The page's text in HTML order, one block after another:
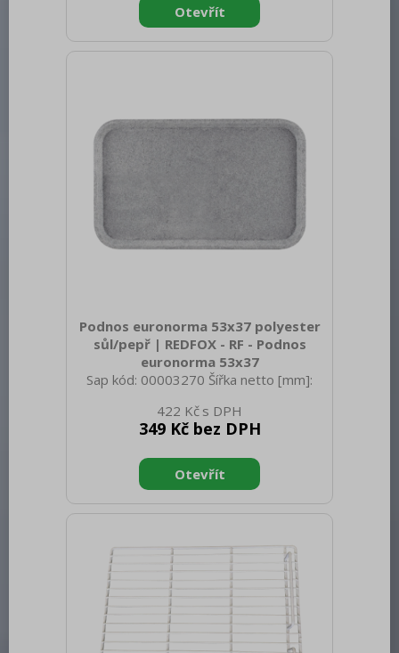
300 Hmotnost brutto [kg]: 0.65
Materiál: AISI 304 Vnější barva zařízení:
Nerezové Hloubka GN zařízení [mm]: 40
Podnos euronorma 53x37 polyester
sůl/pepř | REDFOX - RF - Podnos
euronorma 53x37
Sap kód: 00003270 Šířka netto [mm]:
netto [mm]: 20 Hmotnost netto [kg]:
0.85 Šířka brutto [mm]: 545 Hloubka
150 Hmotnost brutto [kg]: 19.80
Materiál: Polyester Vnější barva zařízení:
Sůl/pepř
422 Kč
349 Kč bez DPH